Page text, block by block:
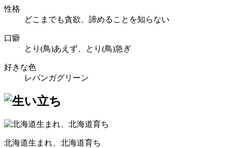
性格
どこまでも貪欲、諦めることを知らない
口癖
とり(鳥)あえず、とり(鳥)急ぎ
好きな色
レバンガグリーン
北海道生まれ、北海道育ち